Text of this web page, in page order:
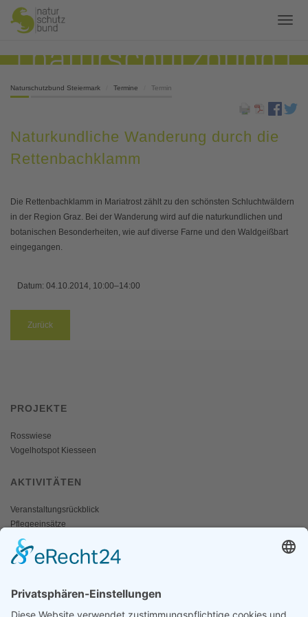
Naturschutzbund Steiermark Termine Termin
Naturkundliche Wanderung durch die
Rettenbachklamm
Die Rettenbachklamm in Mariatrost zählt zu den schönsten Schluchtwäldern
in der Region Graz. Bei der Wanderung wird auf die naturkundlichen und
botanischen Besonderheiten, wie auf diverse Farne und den Waldgeißbart
eingegangen.
Datum: 04.10.2014, 10:00–14:00
Zurück
PROJEKTE
Rosswiese
Vogelhotspot Kiesseen
AKTIVITÄTEN
Veranstaltungsrückblick
Pflegeeinsätze
AKTIV WERDEN
Mitgliedschaft
Spenden